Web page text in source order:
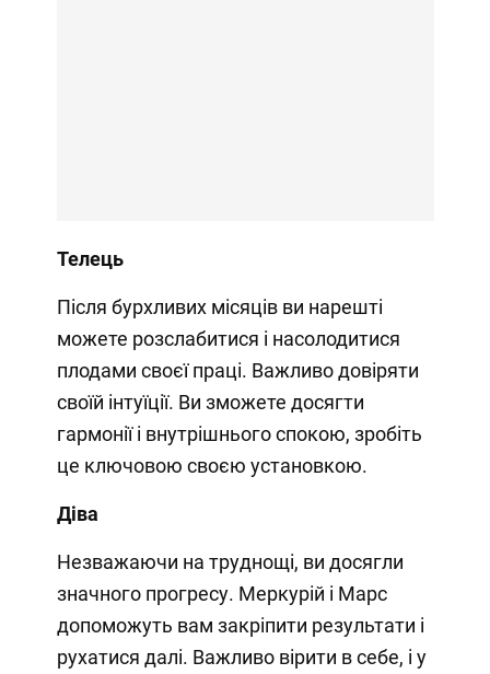
Телець
Після бурхливих місяців ви нарешті
можете розслабитися і насолодитися
плодами своєї праці. Важливо довіряти
своїй інтуїції. Ви зможете досягти
гармонії і внутрішнього спокою, зробіть
це ключовою своєю установкою.
Діва
Незважаючи на труднощі, ви досягли
значного прогресу. Меркурій і Марс
допоможуть вам закріпити результати і
рухатися далі. Важливо вірити в себе, і у